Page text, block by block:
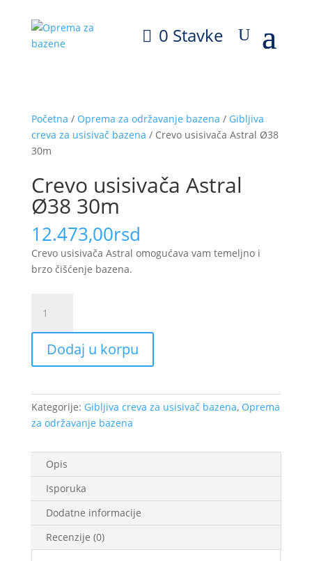
0 Stavke
Početna / Oprema za održavanje bazena / Gibljiva
creva za usisivač bazena / Crevo usisivača Astral Ø38
30m
Crevo usisivača Astral
Ø38 30m
12.473,00rsd
Crevo usisivača Astral omogućava vam temeljno i
brzo čišćenje bazena.
usisivača
Astral
Ø38
30m
Dodaj u korpu
Kategorije: Gibljiva creva za usisivač bazena, Oprema
za održavanje bazena
Opis
Isporuka
Dodatne informacije
Recenzije (0)